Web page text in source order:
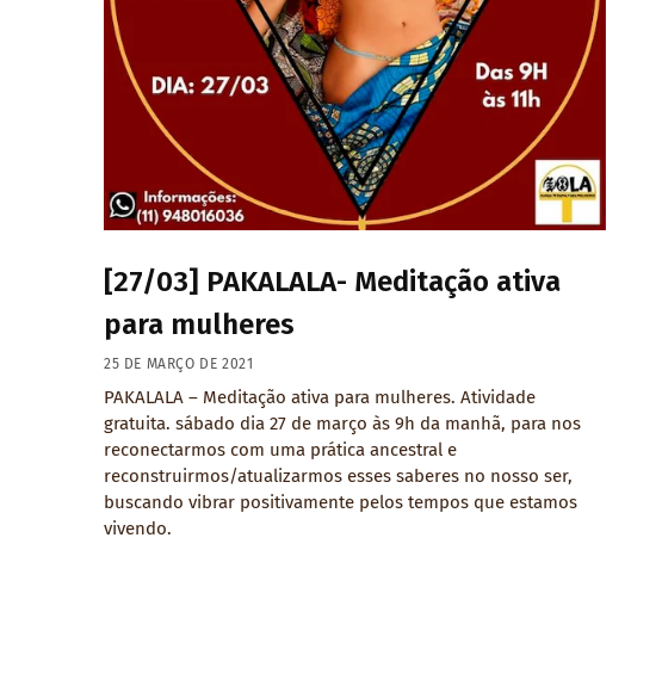
[27/03] PAKALALA- Meditação ativa
para mulheres
25 DE MARÇO DE 2021
PAKALALA – Meditação ativa para mulheres. Atividade
gratuita. sábado dia 27 de março às 9h da manhã, para nos
reconectarmos com uma prática ancestral e
reconstruirmos/atualizarmos esses saberes no nosso ser,
buscando vibrar positivamente pelos tempos que estamos
vivendo.